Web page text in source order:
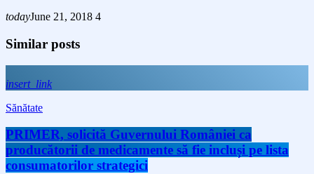
todayJune 21, 2018 4
Similar posts
insert_link
Sănătate
PRIMER, solicită Guvernului României ca
producătorii de medicamente să fie incluși pe lista
consumatorilor strategici